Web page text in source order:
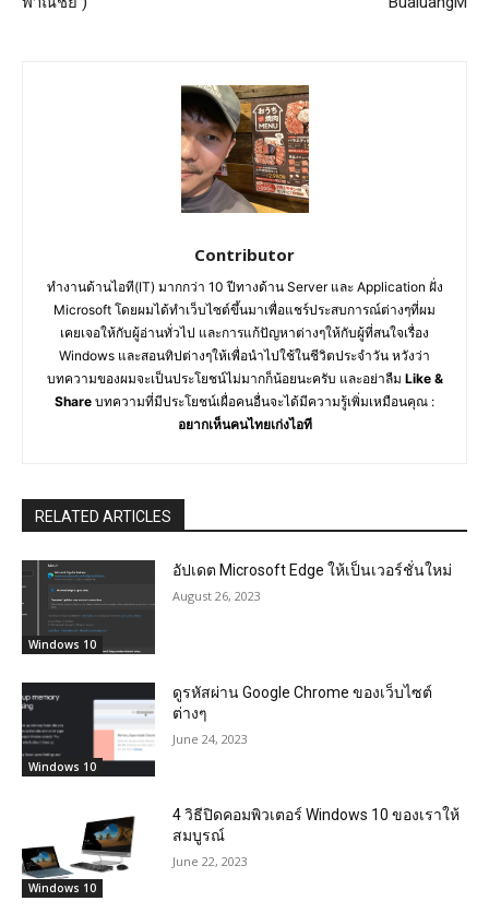
Contributor
ทำงานด้านไอที(IT) มากกว่า 10 ปีทางด้าน Server และ Application ฝั่ง
Microsoft โดยผมได้ทำเว็บไซต์ขึ้นมาเพื่อแชร์ประสบการณ์ต่างๆที่ผม
เคยเจอให้กับผู้อ่านทั่วไป และการแก้ปัญหาต่างๆให้กับผู้ที่สนใจเรื่อง
Windows และสอนทิปต่างๆให้เพื่อนำไปใช้ในชีวิตประจำวัน หวังว่า
บทความของผมจะเป็นประโยชน์ไม่มากก็น้อยนะครับ และอย่าลืม Like &
Share บทความที่มีประโยชน์เผื่อคนอื่นจะได้มีความรู้เพิ่มเหมือนคุณ :
อยากเห็นคนไทยเก่งไอที
RELATED ARTICLES
Windows 10
อัปเดต Microsoft Edge ให้เป็นเวอร์ชั่นใหม่
August 26, 2023
Windows 10
ดูรหัสผ่าน Google Chrome ของเว็บไซต์
ต่างๆ
June 24, 2023
Windows 10
4 วิธีปิดคอมพิวเตอร์ Windows 10 ของเราให้
สมบูรณ์
June 22, 2023